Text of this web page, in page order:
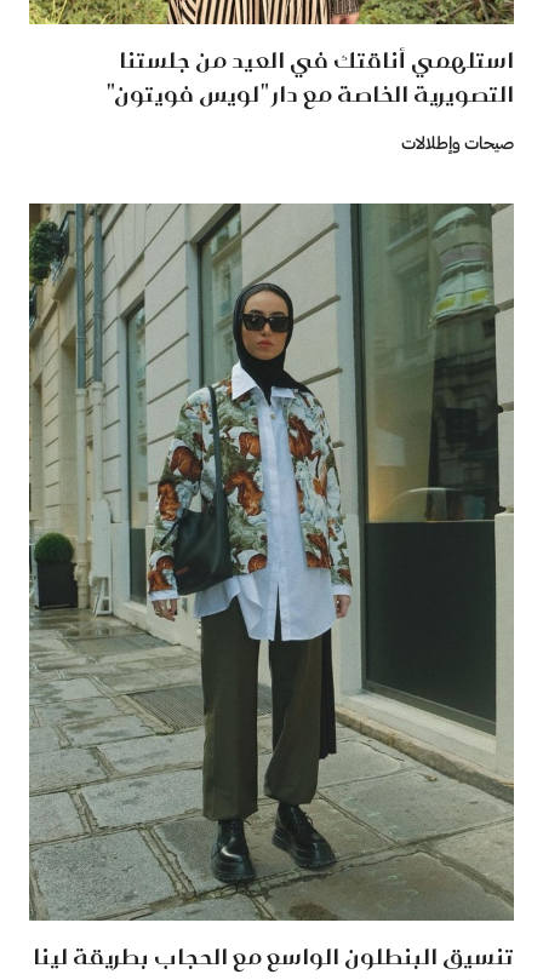
استلهمي أناقتك في العيد من جلستنا
التصويرية الخاصة مع دار "لويس فويتون"
صيحات وإطلالات
تنسيق البنطلون الواسع مع الحجاب بطريقة لينا